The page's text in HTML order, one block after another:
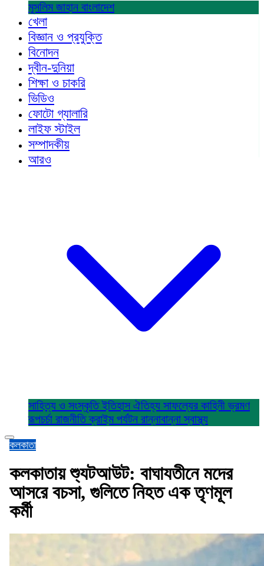
মুসলিম জাহান বাংলাদেশ
খেলা
বিজ্ঞান ও প্রযুক্তি
বিনোদন
দ্বীন-দুনিয়া
শিক্ষা ও চাকরি
ভিডিও
ফোটো গ্যালারি
লাইফ স্টাইল
সম্পাদকীয়
আরও
সাহিত্য ও সংস্কৃতিইতিহাস ঐতিহ্য সাফল্যের কাহিনীভ্রমণ
রূপচর্চা রাজনীতিক্রাইম পর্যটন রান্নাবান্নাস্বাস্থ্য
কলকাতা
কলকাতায় শ্যুটআউট: বাঘাযতীনে মদের
আসরে বচসা, গুলিতে নিহত এক তৃণমূল
কর্মী